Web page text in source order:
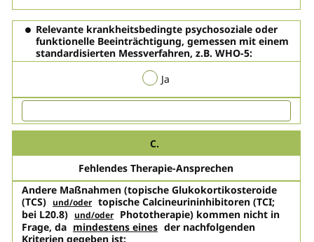
Relevante krankheitsbedingte psychosoziale oder
funktionelle Beeinträchtigung, gemessen mit einem
standardisierten Messverfahren, z.B. WHO-5:
Ja
C.
Fehlendes Therapie-Ansprechen
Andere Maßnahmen(topische Glukokortikosteroide
(TCS) und/oder topische Calcineurininhibitoren (TCI;
bei L20.8) und/oder Phototherapie) kommen nicht in
Frage, da mindestens eines der nachfolgenden
Kriterien gegeben ist: